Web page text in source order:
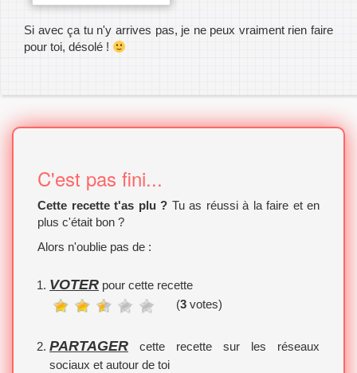
Si avec ça tu n'y arrives pas, je ne peux vraiment rien faire
pour toi, désolé !
C'est pas fini...
Cette recette t'as plu ? Tu as réussi à la faire et en
plus c'était bon ?
Alors n'oublie pas de :
VOTER pour cette recette
(3 votes)
PARTAGER cette recette sur les réseaux
sociaux et autour de toi